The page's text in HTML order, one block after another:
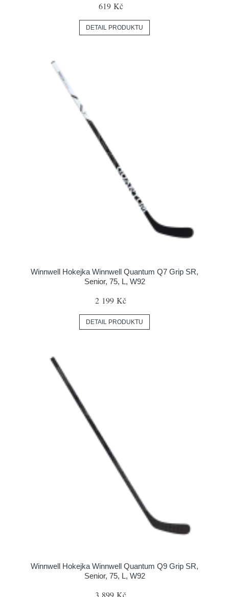
619 Kč
DETAIL PRODUKTU
Winnwell Hokejka Winnwell Quantum Q7 Grip SR,
Senior, 75, L, W92
2 199 Kč
DETAIL PRODUKTU
Winnwell Hokejka Winnwell Quantum Q9 Grip SR,
Senior, 75, L, W92
3 899 Kč